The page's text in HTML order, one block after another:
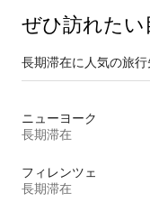
ぜひ訪⁠れ⁠た⁠い
長期滞在に人気の旅行
ニューヨーク
長期滞在
フィレンツェ
長期滞在